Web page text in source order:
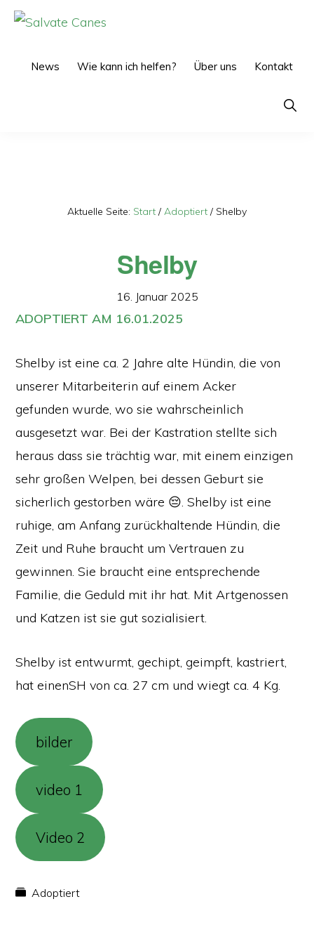
Zur
Zum
News Wie kann ich helfen? Über uns Kontakt
Show
Aktuelle Seite: Start / Adoptiert / Shelby
Shelby
16. Januar 2025
ADOPTIERT AM 16.01.2025
Shelby ist eine ca. 2 Jahre alte Hündin, die von
unserer Mitarbeiterin auf einem Acker
gefunden wurde, wo sie wahrscheinlich
ausgesetzt war. Bei der Kastration stellte sich
heraus dass sie trächtig war, mit einem einzigen
sehr großen Welpen, bei dessen Geburt sie
sicherlich gestorben wäre 😔. Shelby ist eine
ruhige, am Anfang zurückhaltende Hündin, die
Zeit und Ruhe braucht um Vertrauen zu
gewinnen. Sie braucht eine entsprechende
Familie, die Geduld mit ihr hat. Mit Artgenossen
und Katzen ist sie gut sozialisiert.
Shelby ist entwurmt, gechipt, geimpft, kastriert,
hat einenSH von ca. 27 cm und wiegt ca. 4 Kg.
bilder
video 1
Video 2
Adoptiert